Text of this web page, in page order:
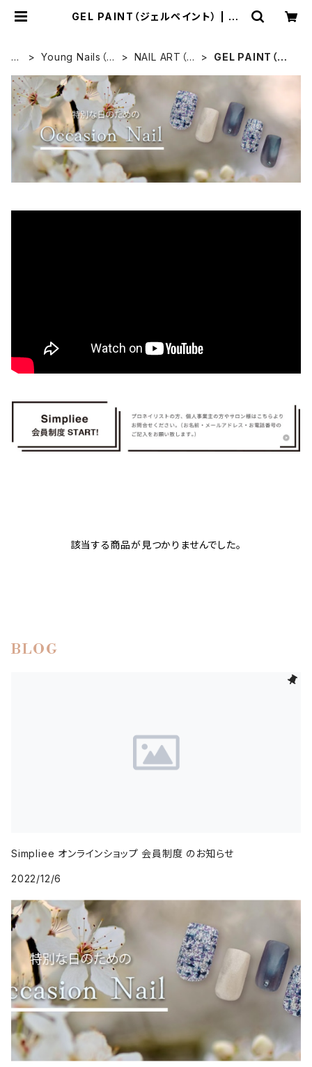
GEL PAINT（ジェルペイント） | Si
H
M
E
Young Nails（ヤ
NAIL ART（ネ
GEL PAINT（ジ
該当する商品が見つかりませんでした。
BLOG
Simpliee オンラインショップ 会員制度 のお知らせ
2022/12/6